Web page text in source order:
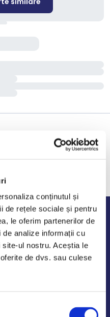
conținutul și
de rețele sociale și pentru
le oferim partenerilor de
analize informații cu
ul nostru. Aceștia le
de dvs. sau culese